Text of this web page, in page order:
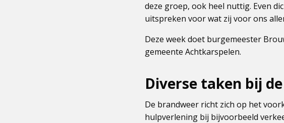
deze groep, ook heel nuttig. Even
uitspreken voor wat zij voor ons
Deze week doet burgemeester
gemeente Achtkarspelen.
Diverse taken bij
De brandweer richt zich op het
hulpverlening bij bijvoorbeeld